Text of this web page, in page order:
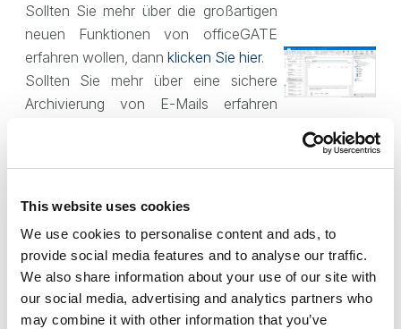
This website uses cookies
We use cookies to personalise content and ads, to
provide social media features and to analyse our traffic.
We also share information about your use of our site with
our social media, advertising and analytics partners who
may combine it with other information that you’ve
Sollten Sie mehr über die großartigen
neuen Funktionen von officeGATE
erfahren wollen, dann klicken Sie hier.
Sollten Sie mehr über eine sichere
Archivierung von E-Mails erfahren
Sicheres und effizientes Arbeiten mit E-Mails.
Arbeitsalltag auf ein neues Niveau!!